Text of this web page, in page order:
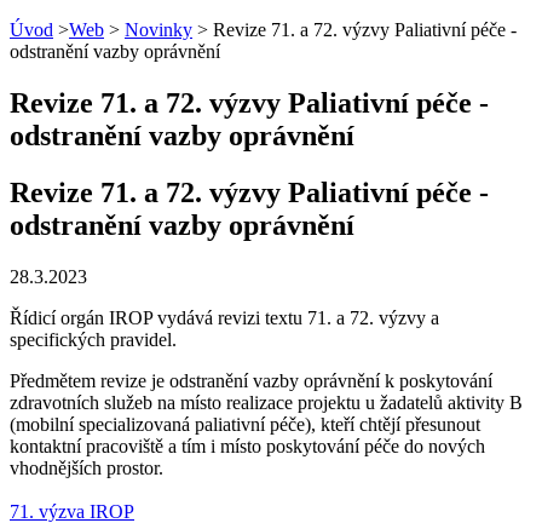
Úvod >Web > Novinky > Revize 71. a 72. výzvy Paliativní péče -
odstranění vazby oprávnění
Revize 71. a 72. výzvy Paliativní péče -
odstranění vazby oprávnění
Revize 71. a 72. výzvy Paliativní péče -
odstranění vazby oprávnění
28.3.2023
Řídicí orgán IROP vydává revizi textu 71. a 72. výzvy a
specifických pravidel.
Předmětem revize je odstranění vazby oprávnění k poskytování
zdravotních služeb na místo realizace projektu u žadatelů aktivity B
(mobilní specializovaná paliativní péče), kteří chtějí přesunout
kontaktní pracoviště a tím i místo poskytování péče do nových
vhodnějších prostor.
71. výzva IROP